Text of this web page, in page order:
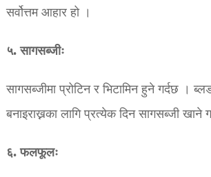
सर्वोत्तम आहार हो ।
५. सागसब्जीः
सागसब्जीमा प्रोटिन र भिटामिन हुने गर्दछ ।
बनाइराख्नका लागि प्रत्येक दिन सागसब्जी खाने
६. फलफूलः